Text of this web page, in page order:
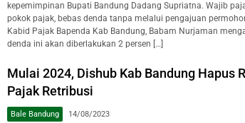
kepemimpinan Bupati Bandung Dadang Supriatna. Wajib
pokok pajak, bebas denda tanpa melalui pengajuan
Kabid Pajak Bapenda Kab Bandung, Babam Nurjaman
denda ini akan diberlakukan 2 persen […]
Mulai 2024, Dishub Kab Bandung Hapus
Pajak Retribusi
Bale Bandung 14/08/2023